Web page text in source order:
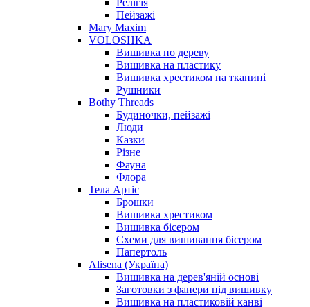
Пейзажі
Mary Maxim
VOLOSHKA
Вишивка по дереву
Вишивка на пластику
Вишивка хрестиком на тканині
Рушники
Bothy Threads
Будиночки, пейзажі
Люди
Казки
Різне
Фауна
Флора
Тела Артіс
Брошки
Вишивка хрестиком
Вишивка бісером
Схеми для вишивання бісером
Папертоль
Alisena (Україна)
Вишивка на дерев'яній основі
Заготовки з фанери під вишивку
Вишивка на пластиковій канві